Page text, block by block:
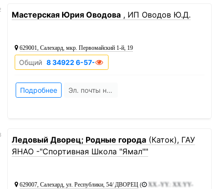
Мастерская Юрия Оводова , ИП Оводов Ю.Д.
629001, Салехард, мкр. Первомайский 1-й, 19
Общий 8 34922 6-57-52
Подробнее Эл. почты нет
Ледовый Дворец; Родные города (Каток), ГАУ
ЯНАО -"Спортивная Школа "Ямал""
629007, Салехард, ул. Республики, 54/ ДВОРЕЦ (
XX.-YY.: XX:YY-